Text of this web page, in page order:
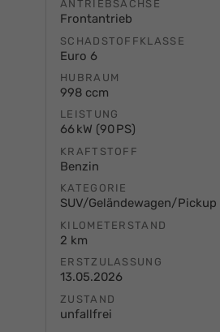
ANTRIEBSACHSE
Frontantrieb
SCHADSTOFFKLASSE
Euro 6
HUBRAUM
998 ccm
LEISTUNG
66 kW (90 PS)
KRAFTSTOFF
Benzin
KATEGORIE
SUV/Geländewagen/Pickup
KILOMETERSTAND
2 km
ERSTZULASSUNG
13.05.2026
ZUSTAND
unfallfrei